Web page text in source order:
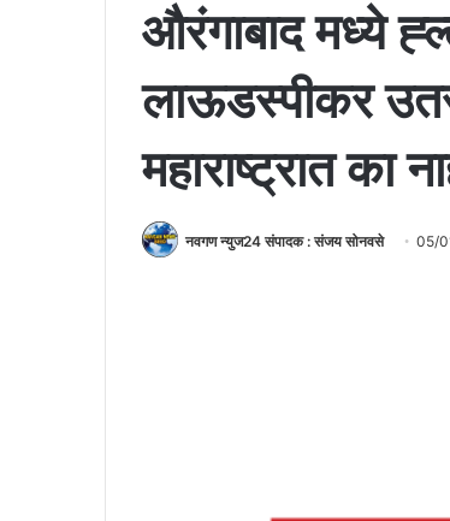
औरंगाबाद मध्ये
लाऊडस्पीकर
महाराष्ट्रात का
नवगण न्युज24 संपादक : संजय सोनवसे 05/